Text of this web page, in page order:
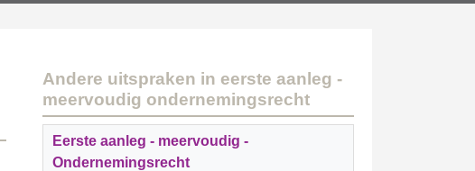
Andere uitspraken in eerste aanleg -
meervoudig ondernemingsrecht
Eerste aanleg - meervoudig -
Ondernemingsrecht